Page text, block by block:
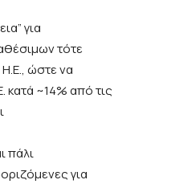
για
τότε
ώστε να
~14% από τις
πάλι
για